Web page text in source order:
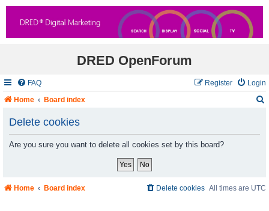
DRED OpenForum
FAQ Login
Register
Home
Board index
Delete cookies
Are you sure you want to delete all cookies set by this board?
Home Board index All times are UTC
Delete cookies